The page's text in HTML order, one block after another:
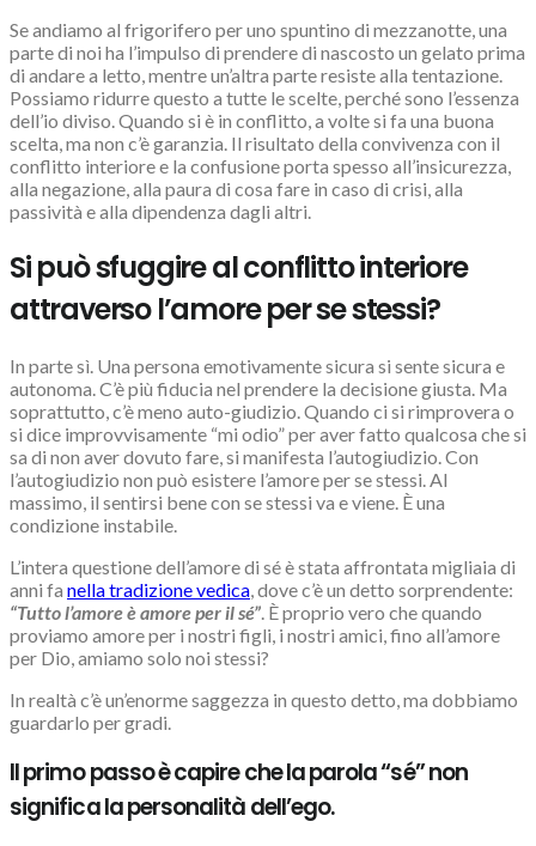
Se andiamo al frigorifero per uno spuntino di mezzanotte, una
parte di noi ha l’impulso di prendere di nascosto un gelato prima
di andare a letto, mentre un’altra parte resiste alla tentazione.
Possiamo ridurre questo a tutte le scelte, perché sono l’essenza
dell’io diviso. Quando si è in conflitto, a volte si fa una buona
scelta, ma non c’è garanzia. Il risultato della convivenza con il
conflitto interiore e la confusione porta spesso all’insicurezza,
alla negazione, alla paura di cosa fare in caso di crisi, alla
passività e alla dipendenza dagli altri.
Si può sfuggire al conflitto interiore
attraverso l’amore per se stessi?
In parte sì. Una persona emotivamente sicura si sente sicura e
autonoma. C’è più fiducia nel prendere la decisione giusta. Ma
soprattutto, c’è meno auto-giudizio. Quando ci si rimprovera o
si dice improvvisamente “mi odio” per aver fatto qualcosa che si
sa di non aver dovuto fare, si manifesta l’autogiudizio. Con
l’autogiudizio non può esistere l’amore per se stessi. Al
massimo, il sentirsi bene con se stessi va e viene. È una
condizione instabile.
L’intera questione dell’amore di sé è stata affrontata migliaia di
anni fa nella tradizione vedica , dove c’è un detto sorprendente:
“Tutto l’amore è amore per il sé” . È proprio vero che quando
proviamo amore per i nostri figli, i nostri amici, fino all’amore
per Dio, amiamo solo noi stessi?
In realtà c’è un’enorme saggezza in questo detto, ma dobbiamo
guardarlo per gradi.
Il primo passo è capire che la parola “sé” non
significa la personalità dell’ego.